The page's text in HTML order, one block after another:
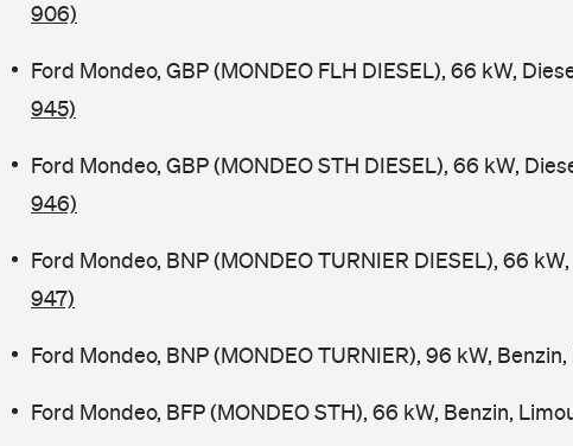
906)
Ford Mondeo, GBP (MONDEO FLH DIESEL), 66 kW,
945)
Ford Mondeo, GBP (MONDEO STH DIESEL), 66 kW,
946)
Ford Mondeo, BNP (MONDEO TURNIER DIESEL), 66
947)
Ford Mondeo, BNP (MONDEO TURNIER), 96 kW,
Ford Mondeo, BFP (MONDEO STH), 66 kW, Benzin,